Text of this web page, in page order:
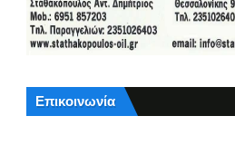
Επικοινωνία